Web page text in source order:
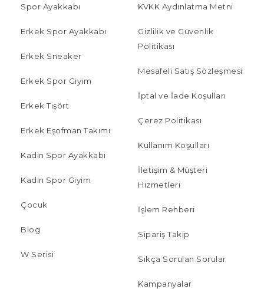
Spor Ayakkabı
Erkek Spor Ayakkabı
Erkek Sneaker
Erkek Spor Giyim
Erkek Tişört
Erkek Eşofman Takımı
Kadın Spor Ayakkabı
Kadın Spor Giyim
Çocuk
Blog
W Serisi
KVKK Aydınlatma Metni
Gizlilik ve Güvenlik
Politikası
Mesafeli Satış Sözleşmesi
İptal ve İade Koşulları
Çerez Politikası
Kullanım Koşulları
İletişim & Müşteri
Hizmetleri
İşlem Rehberi
Sipariş Takip
Sıkça Sorulan Sorular
Kampanyalar